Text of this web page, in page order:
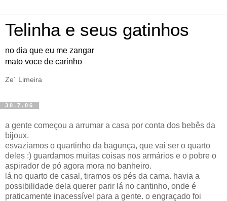
Telinha e seus gatinhos
no dia que eu me zangar
mato voce de carinho
Ze´ Limeira
30.7.06
a gente começou a arrumar a casa por conta dos bebês da
bijoux.
esvaziamos o quartinho da bagunça, que vai ser o quarto
deles :) guardamos muitas coisas nos armários e o pobre o
aspirador de pó agora mora no banheiro.
lá no quarto de casal, tiramos os pés da cama. havia a
possibilidade dela querer parir lá no cantinho, onde é
praticamente inacessível para a gente. o engraçado foi